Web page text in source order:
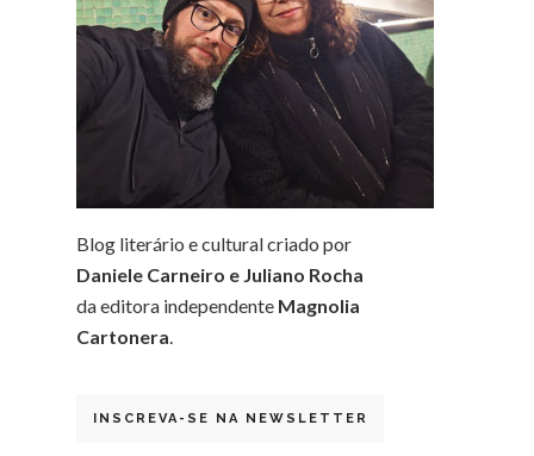
Blog literário e cultural criado por
Daniele Carneiro e Juliano Rocha
da editora independente Magnolia
Cartonera.
INSCREVA-SE NA NEWSLETTER